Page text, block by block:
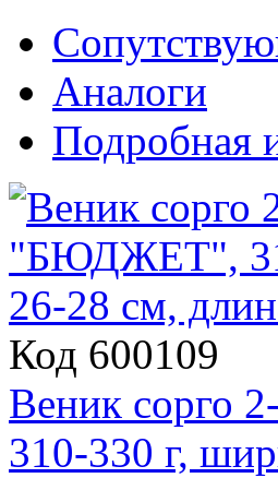
Аналоги
Подробная
Код 600109
Веник
310-330 г,